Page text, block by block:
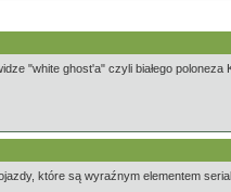
"white ghost'a" czyli białego poloneza
które są wyraźnym elementem